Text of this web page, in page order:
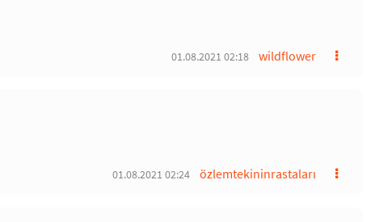
wildflower
01.08.2021 02:18
özlemtekininrastaları
01.08.2021 02:24